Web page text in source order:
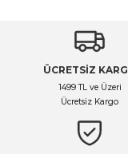
ÜCRETSİZ
1499 TL ve Üzeri
Ücretsiz Kargo